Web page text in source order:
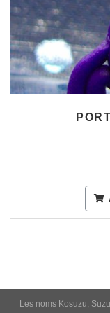
Les noms Kosuzu,